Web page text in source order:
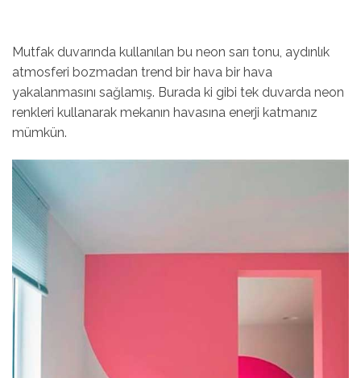
Mutfak duvarında kullanılan bu neon sarı tonu, aydınlık
atmosferi bozmadan trend bir hava bir hava
yakalanmasını sağlamış. Burada ki gibi tek duvarda neon
renkleri kullanarak mekanın havasına enerji katmanız
mümkün.